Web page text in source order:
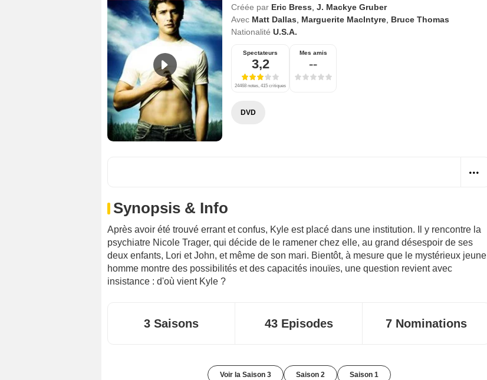
Créée par Eric Bress J. Mackye Gruber
Avec Matt Dallas Marguerite MacIntyre Bruce Thomas
Nationalité U.S.A.
Spectateurs
3,2
24468 notes, 415 critiques
Mes amis
--
DVD
Synopsis & Info
Après avoir été trouvé errant et confus, Kyle est placé dans une institution. Il y rencontre la
psychiatre Nicole Trager, qui décide de le ramener chez elle, au grand désespoir de ses
deux enfants, Lori et John, et même de son mari. Bientôt, à mesure que le mystérieux jeune
homme montre des possibilités et des capacités inouïes, une question revient avec
insistance : d'où vient Kyle ?
3 Saisons 43 Episodes 7 Nominations
Voir la Saison 3 Saison 2 Saison 1